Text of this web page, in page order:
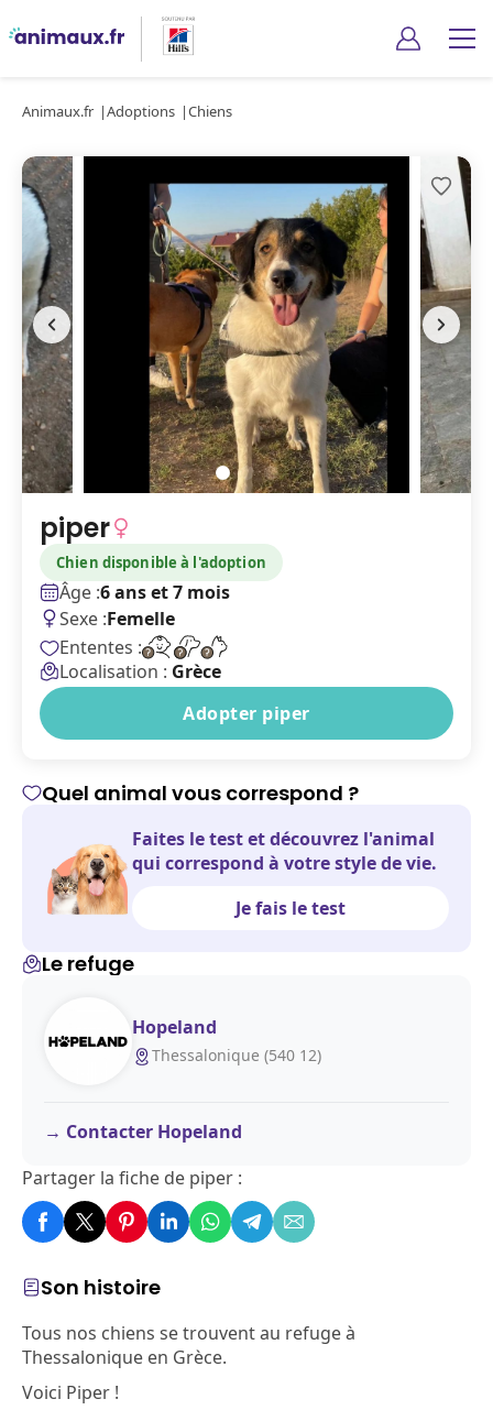
Animaux.fr Adoptions Chiens
piper
Chien disponible à l'adoption
Âge :6 ans et 7 mois
Sexe :Femelle
Ententes :
Localisation : Grèce
Adopter piper
Son histoire
Tous nos chiens se trouvent au refuge à
Thessalonique en Grèce.
Voici Piper !
Quel animal vous correspond ?
Faites le test et découvrez l'animal
qui correspond à votre style de vie.
Je fais le test
Le refuge
Hopeland
Thessalonique (540 12)
Contacter Hopeland
Partager la fiche de piper :